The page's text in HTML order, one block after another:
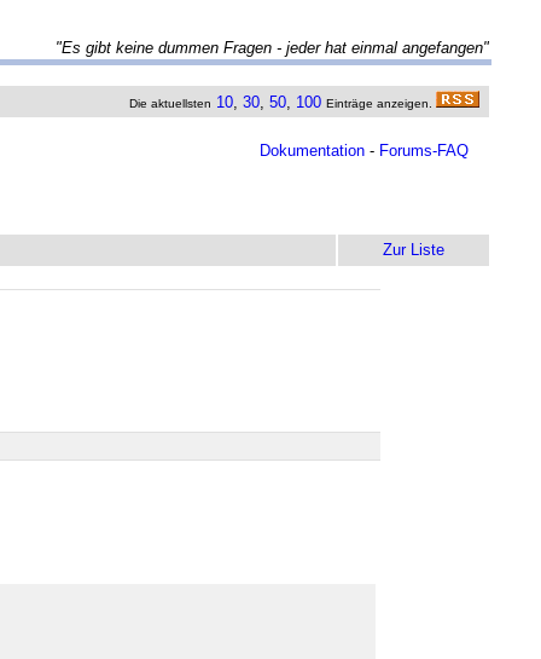
"Es gibt keine dummen Fragen - jeder hat einmal angefangen"
Die aktuellsten 10, 30, 50, 100 Einträge anzeigen.
Dokumentation - Forums-FAQ
Zur Liste